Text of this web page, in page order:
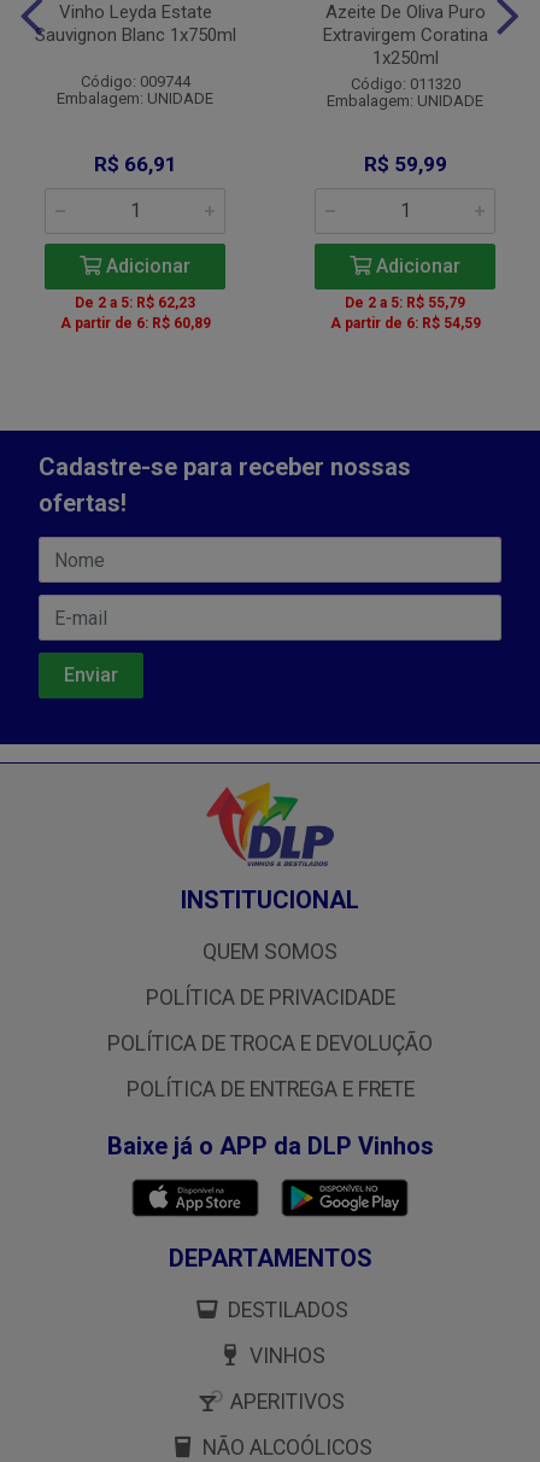
Vinho Leyda Estate
Sauvignon Blanc 1x750ml
Código: 009744
Embalagem: UNIDADE
R$ 66,91
Adicionar
De 2 a 5: R$ 62,23
A partir de 6: R$ 60,89
Azeite De Oliva Puro
Extravirgem Coratina
1x250ml
Código: 011320
Embalagem: UNIDADE
R$ 59,99
Adicionar
De 2 a 5: R$ 55,79
A partir de 6: R$ 54,59
Cadastre-se para receber nossas
ofertas!
INSTITUCIONAL
QUEM SOMOS
POLÍTICA DE PRIVACIDADE
POLÍTICA DE TROCA E DEVOLUÇÃO
POLÍTICA DE ENTREGA E FRETE
Baixe já o APP da DLP Vinhos
DEPARTAMENTOS
DESTILADOS
VINHOS
APERITIVOS
NÃO ALCOÓLICOS